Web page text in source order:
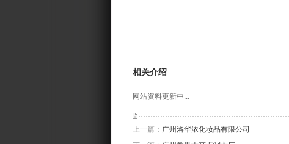
相关介绍
网站资料更新中...
上一篇： 广州洛华浓化妆品有限公司